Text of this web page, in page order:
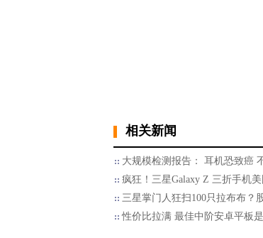
相关新闻
大规模检测报告： 耳机恐致癌
疯狂！三星Galaxy Z 三折手机
三星掌门人狂扫100只拉布布？
性价比拉满 最佳中阶安卓平板